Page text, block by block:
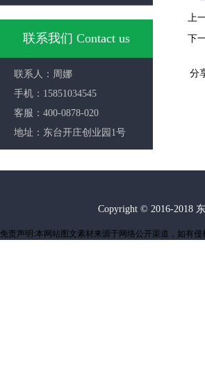
联系我们 Contact us
联系人：周娜
手机：15851034545
客服：400-0878-020
地址：东台开庄创业园1号
上
下
分
Copyright © 2016-2018
免责声明:本网站图文素材来源于网络公开渠道，如有